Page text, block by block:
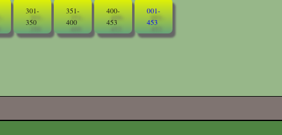
301-
350
351-
400
400-
453
001-
453